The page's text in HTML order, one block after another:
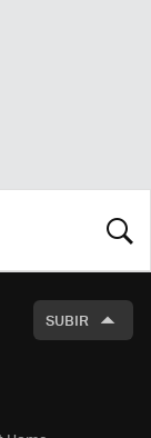
SUBIR